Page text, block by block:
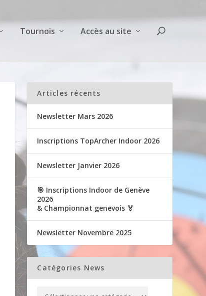
Tournois Accès au site
Articles récents
Newsletter Mars 2026
Inscriptions TopArcher Indoor 2026
Newsletter Janvier 2026
🎯 Inscriptions Indoor de Genève
2026
& Championnat genevois 🏅
Newsletter Novembre 2025
Catégories News